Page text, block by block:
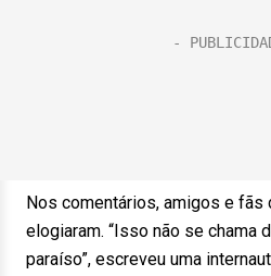
Nos comentários, amigos e fãs
elogiaram. “Isso não se chama
paraíso”, escreveu uma